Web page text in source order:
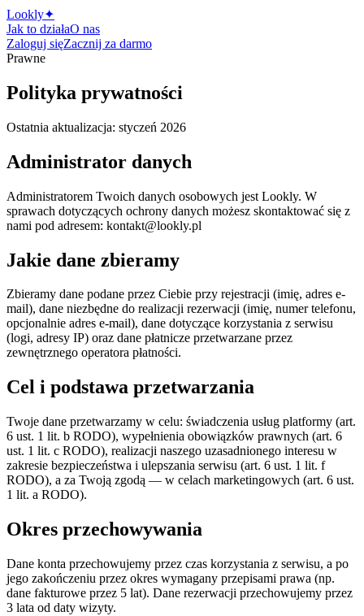
Lookly✦
Jak to działaO nas
Zaloguj sięZacznij za darmo
Prawne
Polityka prywatności
Ostatnia aktualizacja: styczeń 2026
Administrator danych
Administratorem Twoich danych osobowych jest Lookly. W
sprawach dotyczących ochrony danych możesz skontaktować się z
nami pod adresem: kontakt@lookly.pl
Jakie dane zbieramy
Zbieramy dane podane przez Ciebie przy rejestracji (imię, adres e-
mail), dane niezbędne do realizacji rezerwacji (imię, numer telefonu,
opcjonalnie adres e-mail), dane dotyczące korzystania z serwisu
(logi, adresy IP) oraz dane płatnicze przetwarzane przez
zewnętrznego operatora płatności.
Cel i podstawa przetwarzania
Twoje dane przetwarzamy w celu: świadczenia usług platformy (art.
6 ust. 1 lit. b RODO), wypełnienia obowiązków prawnych (art. 6
ust. 1 lit. c RODO), realizacji naszego uzasadnionego interesu w
zakresie bezpieczeństwa i ulepszania serwisu (art. 6 ust. 1 lit. f
RODO), a za Twoją zgodą — w celach marketingowych (art. 6 ust.
1 lit. a RODO).
Okres przechowywania
Dane konta przechowujemy przez czas korzystania z serwisu, a po
jego zakończeniu przez okres wymagany przepisami prawa (np.
dane fakturowe przez 5 lat). Dane rezerwacji przechowujemy przez
3 lata od daty wizyty.